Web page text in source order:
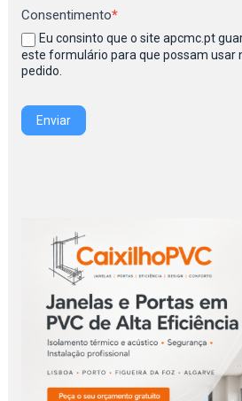
Consentimento*
Eu consinto que o site apcmc.pt
este formulário para que possam usar
pedido.
Enviar